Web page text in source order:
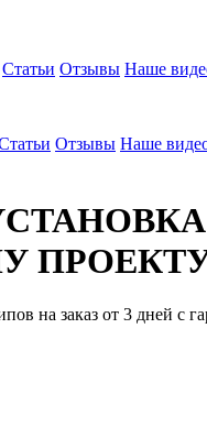
Статьи Отзывы Наше
Отзывы Наше
на заказ от 3 дней с